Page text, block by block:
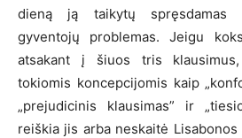
dieną ją taikytų spręsdamas
gyventojų problemas. Jeigu
atsakant į šiuos tris
tokiomis koncepcijomis kaip
„prejudicinis klausimas” ir
reiškia jis arba neskaitė